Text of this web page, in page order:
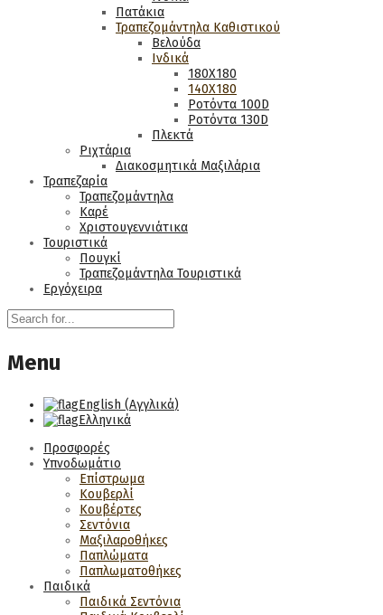
Πατάκια
Τραπεζομάντηλα Καθιστικού
Βελούδα
Ινδικά
180Χ180
140Χ180
Ροτόντα 100D
Ροτόντα 130D
Πλεκτά
Ριχτάρια
Διακοσμητικά Μαξιλάρια
Τραπεζαρία
Τραπεζομάντηλα
Καρέ
Χριστουγεννιάτικα
Τουριστικά
Πουγκί
Τραπεζομάντηλα Τουριστικά
Εργόχειρα
Menu
English (Αγγλικά)
Ελληνικά
Προσφορές
Υπνοδωμάτιο
Επίστρωμα
Κουβερλί
Κουβέρτες
Σεντόνια
Μαξιλαροθήκες
Παπλώματα
Παπλωματοθήκες
Παιδικά
Παιδικά Σεντόνια